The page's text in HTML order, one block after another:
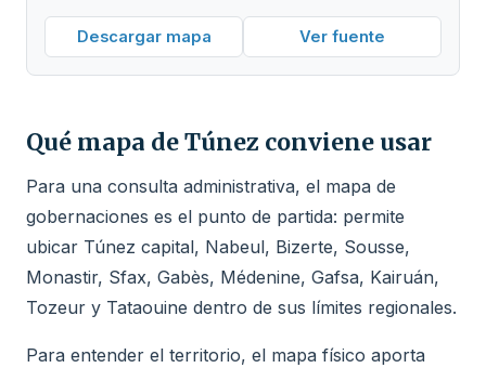
Descargar mapa Ver fuente
Qué mapa de Túnez conviene usar
Para una consulta administrativa, el mapa de
gobernaciones es el punto de partida: permite
ubicar Túnez capital, Nabeul, Bizerte, Sousse,
Monastir, Sfax, Gabès, Médenine, Gafsa, Kairuán,
Tozeur y Tataouine dentro de sus límites regionales.
Para entender el territorio, el mapa físico aporta